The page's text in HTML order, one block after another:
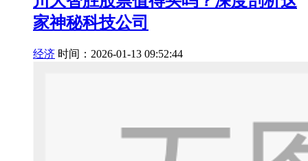
家神秘科技公司
经济 时间：2026-01-13 09:52:44